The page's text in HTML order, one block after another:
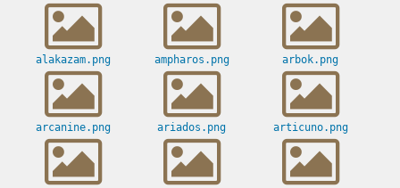
alakazam.png ampharos.png arbok.png
arcanine.png ariados.png articuno.png